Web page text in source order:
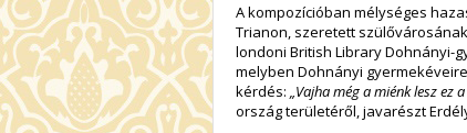
A kompozícióban mélységes
Trianon, szeretett
londoni British Library Dohnányi-
melyben Dohnányi
kérdés: „Vajha még a miénk lesz ez
ország területéről, javarészt